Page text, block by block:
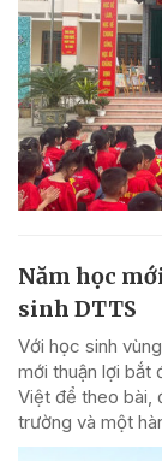
Năm học
sinh DTTS
Với học sinh
mới thuận lợi bắt
Việt để theo bài,
trường và một